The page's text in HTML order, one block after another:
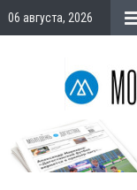
06 августа, 2026